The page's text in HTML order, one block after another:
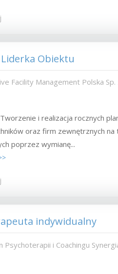
Obiektu
Facility Management Polska Sp.
i realizacja rocznych
oraz firm zewnętrznych
poprzez wymianę...
indywidualny
Psychoterapii i Coachingu